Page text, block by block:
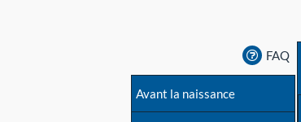
FAQ
Avant la naissance